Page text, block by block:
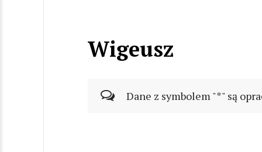
Wigeusz
Dane z symbolem "*" są